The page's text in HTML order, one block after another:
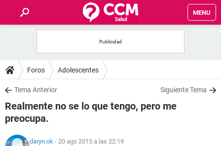
MENU
FOROS
SALUD
NUTRICIÓN
Foros Adolescentes
Tema Anterior Siguiente Tema
Realmente no se lo que tengo, pero me
preocupa.
daryn.ok - 20 ago 2015 a las 22:19